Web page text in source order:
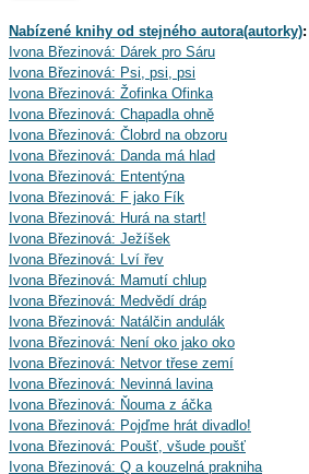
Nabízené knihy od stejného autora(autorky):
Ivona Březinová: Dárek pro Sáru
Ivona Březinová: Psi, psi, psi
Ivona Březinová: Žofinka Ofinka
Ivona Březinová: Chapadla ohně
Ivona Březinová: Člobrd na obzoru
Ivona Březinová: Danda má hlad
Ivona Březinová: Ententýna
Ivona Březinová: F jako Fík
Ivona Březinová: Hurá na start!
Ivona Březinová: Ježíšek
Ivona Březinová: Lví řev
Ivona Březinová: Mamutí chlup
Ivona Březinová: Medvědí dráp
Ivona Březinová: Natálčin andulák
Ivona Březinová: Není oko jako oko
Ivona Březinová: Netvor třese zemí
Ivona Březinová: Nevinná lavina
Ivona Březinová: Ňouma z áčka
Ivona Březinová: Pojďme hrát divadlo!
Ivona Březinová: Poušť, všude poušť
Ivona Březinová: Q a kouzelná prakniha